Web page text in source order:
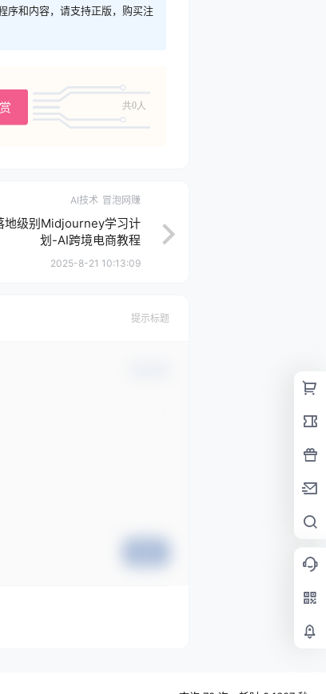
序和内容，请支持正版，购买注
共0人
AI技术 冒泡网赚
级别Midjourney学习计
划-AI跨境电商教程
2025-8-21 10:13:09
提示标题